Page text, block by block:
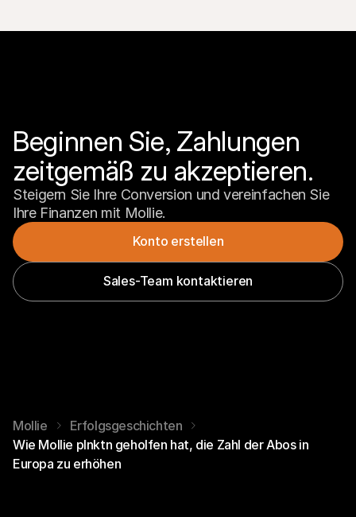
Beginnen Sie, Zahlungen
zeitgemäß zu akzeptieren.
Steigern Sie Ihre Conversion und vereinfachen Sie
Ihre Finanzen mit Mollie.
Konto erstellen
Sales-Team kontaktieren
Mollie
Erfolgsgeschichten
Wie Mollie plnktn geholfen hat, die Zahl der Abos in
Europa zu erhöhen